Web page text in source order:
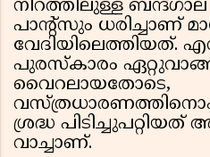
നിറത്തിലുള്ള
പാന്റ്സും ധരിച്ചാണ്
വേദിയിലെത്തിയത്.
പുരസ്കാരം
വൈറലായതോടെ,
ശ്രദ്ധ പിടിച്ചുപറ്റിയത്
വാച്ചാണ്.